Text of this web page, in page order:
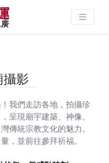
片 | 拜好廟求
信仰
影
我們走訪各地，拍攝珍
呈現廟宇建築、神像、
傳統宗教文化的魅力。
，並前往參拜祈福。